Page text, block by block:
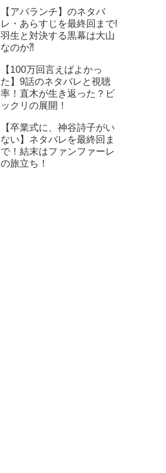
【アバランチ】のネタバ
レ・あらすじを最終回まで!
羽生と対決する黒幕は大山
なのか⁈
【100万回言えばよかっ
た】9話のネタバレと視聴
率！直木が生き返った？ビ
ックリの展開！
【卒業式に、神谷詩子がい
ない】ネタバレを最終回ま
で！結末はファンファーレ
の旅立ち！